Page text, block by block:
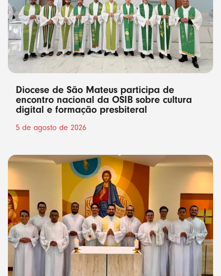
Diocese de São Mateus participa de
encontro nacional da OSIB sobre cultura
digital e formação presbiteral
5 de agosto de 2026